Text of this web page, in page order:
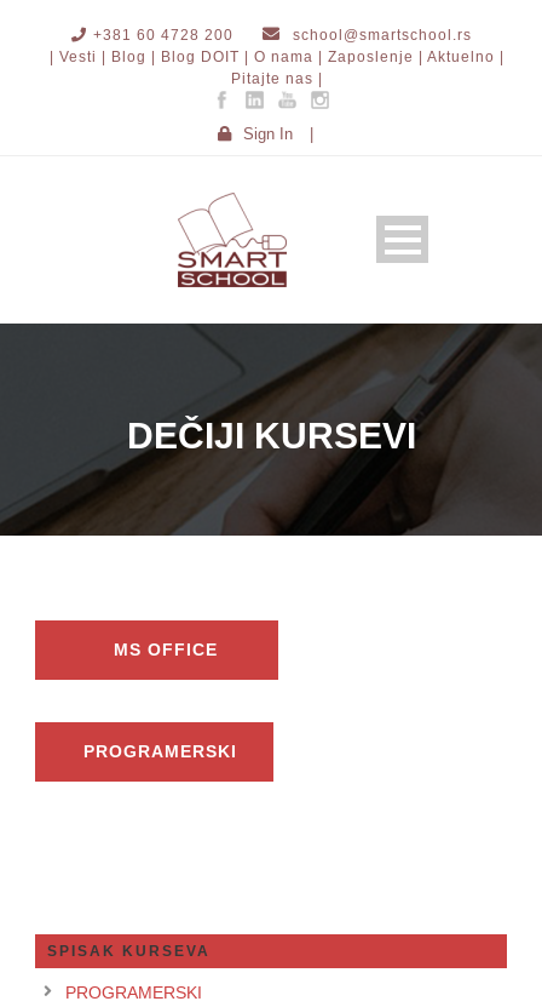
+381 60 4728 200
school@smartschool.rs
| Vesti |
Blog | Blog DOIT | O nama | Zaposlenje |
Aktuelno |
Pitajte nas |
Sign In
DEČIJI KURSEVI
MS OFFICE
PROGRAMERSKI
SPISAK KURSEVA
PROGRAMERSKI